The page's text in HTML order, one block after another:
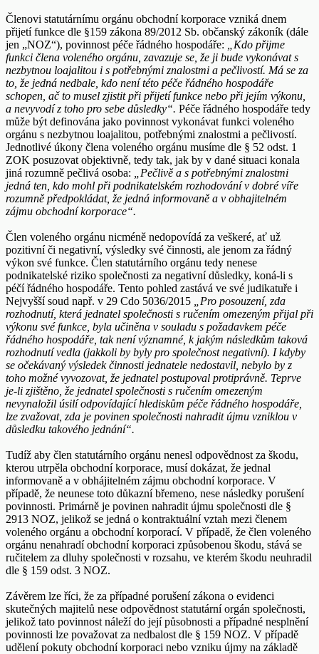
Členovi statutárnímu orgánu obchodní korporace vzniká dnem
přijetí funkce dle §159 zákona 89/2012 Sb. občanský zákoník (dále
jen „NOZ“), povinnost péče řádného hospodáře:
„Kdo přijme
funkci člena voleného orgánu, zavazuje se, že ji bude vykonávat s
nezbytnou loajalitou i s potřebnými znalostmi a pečlivostí. Má se za
to, že jedná nedbale, kdo není této péče řádného hospodáře
schopen, ač to musel zjistit při přijetí funkce nebo při jejím výkonu,
a nevyvodí z toho pro sebe důsledky“. Péče řádného hospodáře tedy
může být definována jako povinnost vykonávat funkci voleného
orgánu s nezbytnou loajalitou, potřebnými znalostmi a pečlivostí.
Jednotlivé úkony člena voleného orgánu musíme dle § 52 odst. 1
ZOK posuzovat objektivně, tedy tak, jak by v dané situaci konala
jiná rozumně pečlivá osoba:
„Pečlivě a s potřebnými znalostmi
jedná ten, kdo mohl při podnikatelském rozhodování v dobré víře
rozumně předpokládat, že jedná informovaně a v obhajitelném
zájmu obchodní korporace“.
Člen voleného orgánu nicméně nedopovídá za veškeré, ať už
pozitivní či negativní, výsledky své činnosti, ale jenom za řádný
výkon své funkce. Člen statutárního orgánu tedy nenese
podnikatelské riziko společnosti za negativní důsledky, koná-li s
péčí řádného hospodáře. Tento pohled zastává ve své judikatuře i
Nejvyšší soud např. v 29 Cdo 5036/2015
„Pro posouzení, zda
rozhodnutí, která jednatel společnosti s ručením omezeným přijal při
výkonu své funkce, byla učiněna v souladu s požadavkem péče
řádného hospodáře, tak není významné, k jakým následkům taková
rozhodnutí vedla (jakkoli by byly pro společnost negativní). I kdyby
se očekávaný výsledek činnosti jednatele nedostavil, nebylo by z
toho možné vyvozovat, že jednatel postupoval protiprávně. Teprve
je-li zjištěno, že jednatel společnosti s ručením omezeným
nevynaložil úsilí odpovídající hlediskům péče řádného hospodáře,
lze zvažovat, zda je povinen společnosti nahradit újmu vzniklou v
důsledku takového jednání“.
Tudíž aby člen statutárního orgánu nenesl odpovědnost za škodu,
kterou utrpěla obchodní korporace, musí dokázat, že jednal
informovaně a v obhájitelném zájmu obchodní korporace. V
případě, že neunese toto důkazní břemeno, nese následky porušení
povinnosti. Primárně je povinen nahradit újmu společnosti dle §
2913 NOZ, jelikož se jedná o kontraktuální vztah mezi členem
voleného orgánu a obchodní korporací. V případě, že člen voleného
orgánu nenahradí obchodní korporaci způsobenou škodu, stává se
ručitelem za dluhy společnosti v rozsahu, ve kterém škodu neuhradil
dle § 159 odst. 3 NOZ.
Závěrem lze říci, že za případné porušení zákona o evidenci
skutečných majitelů nese odpovědnost statutární orgán společnosti,
jelikož tato povinnost náleží do její působnosti a případné nesplnění
povinnosti lze považovat za nedbalost dle § 159 NOZ. V případě
udělení pokuty obchodní korporaci nebo vzniku újmy na základě